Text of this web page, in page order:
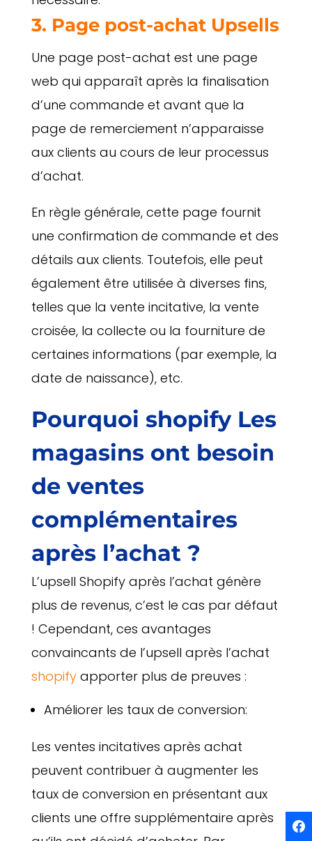
3. Page post-achat Upsells
Une page post-achat est une page
web qui apparaît après la finalisation
d’une commande et avant que la
page de remerciement n’apparaisse
aux clients au cours de leur processus
d’achat.
En règle générale, cette page fournit
une confirmation de commande et des
détails aux clients. Toutefois, elle peut
également être utilisée à diverses fins,
telles que la vente incitative, la vente
croisée, la collecte ou la fourniture de
certaines informations (par exemple, la
date de naissance), etc.
Pourquoi shopifyLes
magasins ont besoin
de ventes
complémentaires
après l’achat ?
L’upsell Shopify après l’achat génère
plus de revenus, c’est le cas par défaut
! Cependant, ces avantages
convaincants de l’upsell après l’achat
shopifyapporter plus de preuves :
Améliorer les taux de conversion:
Les ventes incitatives après achat
peuvent contribuer à augmenter les
taux de conversion en présentant aux
clients une offre supplémentaire après